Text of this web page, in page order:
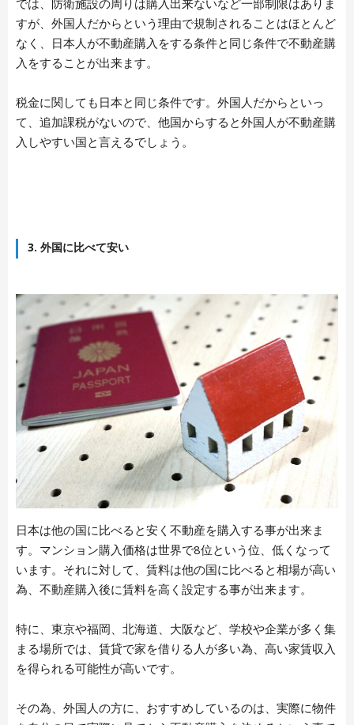
すが、外国人だからという理由で規制されることはほとんど
なく、日本人が不動産購入をする条件と同じ条件で不動産購
入をすることが出来ます。
税金に関しても日本と同じ条件です。外国人だからといっ
て、追加課税がないので、他国からすると外国人が不動産購
入しやすい国と言えるでしょう。
3. 外国に比べて安い
日本は他の国に比べると安く不動産を購入する事が出来ま
す。マンション購入価格は世界で8位という位、低くなって
います。それに対して、賃料は他の国に比べると相場が高い
為、不動産購入後に賃料を高く設定する事が出来ます。
特に、東京や福岡、北海道、大阪など、学校や企業が多く集
まる場所では、賃貸で家を借りる人が多い為、高い家賃収入
を得られる可能性が高いです。
その為、外国人の方に、おすすめしているのは、実際に物件